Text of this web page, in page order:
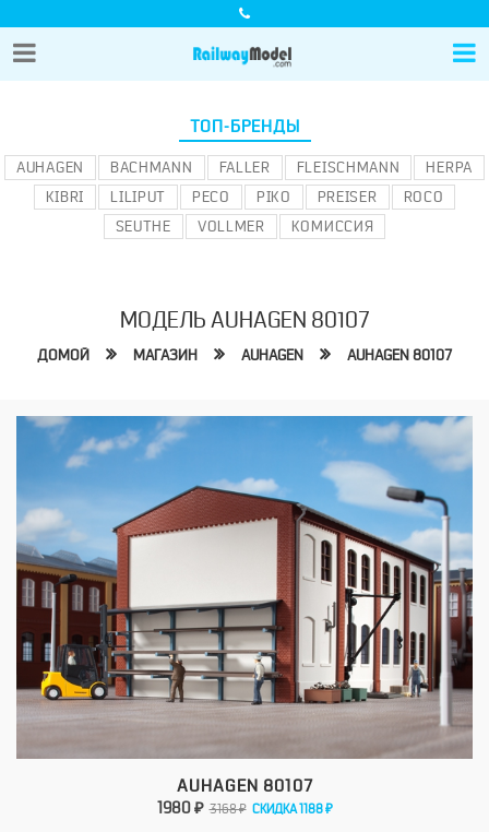
ТОП-БРЕНДЫ
AUHAGEN BACHMANN FALLER FLEISCHMANN
HERPA
KIBRI
LILIPUT PECO PIKO PREISER
ROCO
SEUTHE
VOLLMER КОМИССИЯ
МОДЕЛЬ AUHAGEN 80107
ДОМОЙ МАГАЗИН AUHAGEN AUHAGEN 80107
AUHAGEN 80107
1980 ₽ 3168 ₽ СКИДКА 1188 ₽